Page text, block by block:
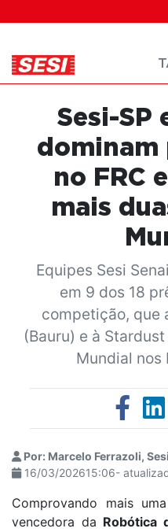
Sesi-SP
dominam
no FRC
mais
Equipes Sesi
em 9 dos 18
competição, que
(Bauru) e à
Mundial nos
Por: Marcelo Ferrazoli,
16/03/202615:06-
Comprovando mais
vencedora da Robótica